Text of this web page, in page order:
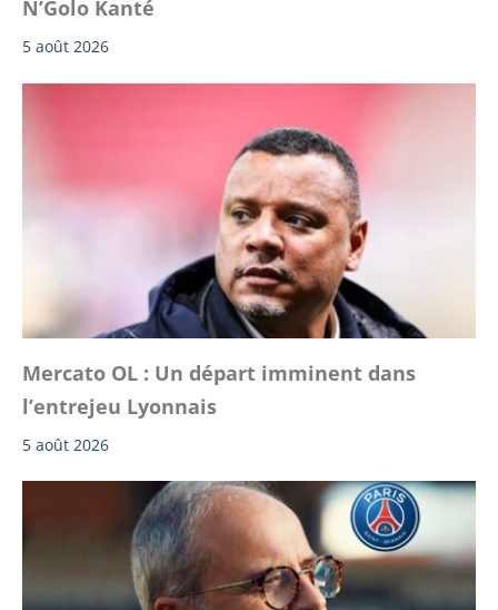
N’Golo Kanté
5 août 2026
Mercato OL : Un départ imminent dans
l’entrejeu Lyonnais
5 août 2026